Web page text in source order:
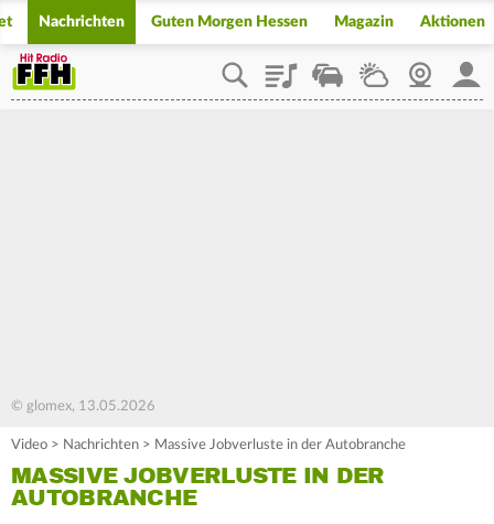
Nachrichten Guten Morgen Hessen Magazin Aktionen
PlaylistStaupilotWetterWebcam
© glomex, 13.05.2026
Video > Nachrichten > Massive Jobverluste in der Autobranche
MASSIVE JOBVERLUSTE IN DER
AUTOBRANCHE